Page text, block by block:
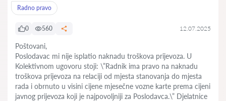
Radno pravo
0 560 12.07.2025
Poštovani,
Poslodavac mi nije isplatio naknadu troškova prijevoza. U
Kolektivnom ugovoru stoji: \”Radnik ima pravo na naknadu
troškova prijevoza na relaciji od mjesta stanovanja do mjesta
rada i obrnuto u visini cijene mjesečne vozne karte prema cijeni
javnog prijevoza koji je najpovoljniji za Poslodavca.\” Djelatnice